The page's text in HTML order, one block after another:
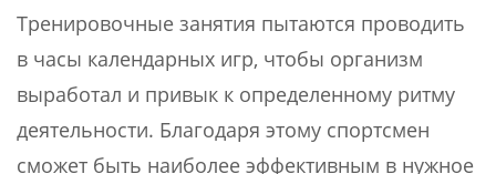
Тренировочные занятия пытаются проводить
в часы календарных игр, чтобы организм
выработал и привык к определенному ритму
деятельности. Благодаря этому спортсмен
сможет быть наиболее эффективным в нужное